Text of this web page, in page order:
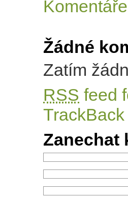
Žádné
Zatím
RSS feed
TrackBack
Zanechat